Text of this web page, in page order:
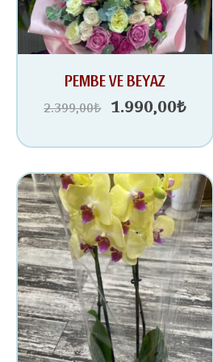
PEMBE VE BEYAZ
2.399,00₺
Orijinal
2.399,00₺.
1.990,00₺fiyat: